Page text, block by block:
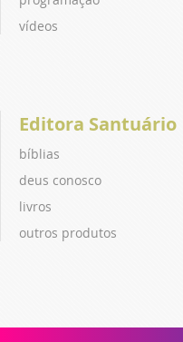
vídeos
Editora Santuário
bíblias
deus conosco
livros
outros produtos